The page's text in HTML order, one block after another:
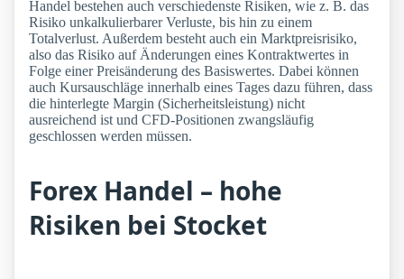
Handel bestehen auch verschiedenste Risiken, wie z. B. das
Risiko unkalkulierbarer Verluste, bis hin zu einem
Totalverlust. Außerdem besteht auch ein Marktpreisrisiko,
also das Risiko auf Änderungen eines Kontraktwertes in
Folge einer Preisänderung des Basiswertes. Dabei können
auch Kursauschläge innerhalb eines Tages dazu führen, dass
die hinterlegte Margin (Sicherheitsleistung) nicht
ausreichend ist und CFD-Positionen zwangsläufig
geschlossen werden müssen.
Forex Handel – hohe
Risiken bei Stocket